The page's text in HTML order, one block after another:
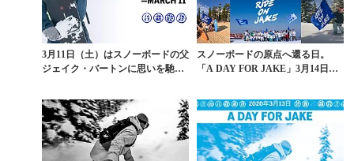
3月11日（土）はスノーボードの父
ジェイク・バートンに思いを馳せ
スノーボードの原点へ還る日。
「A DAY FOR JAKE」3月14日